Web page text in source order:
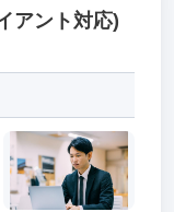
アント対応)